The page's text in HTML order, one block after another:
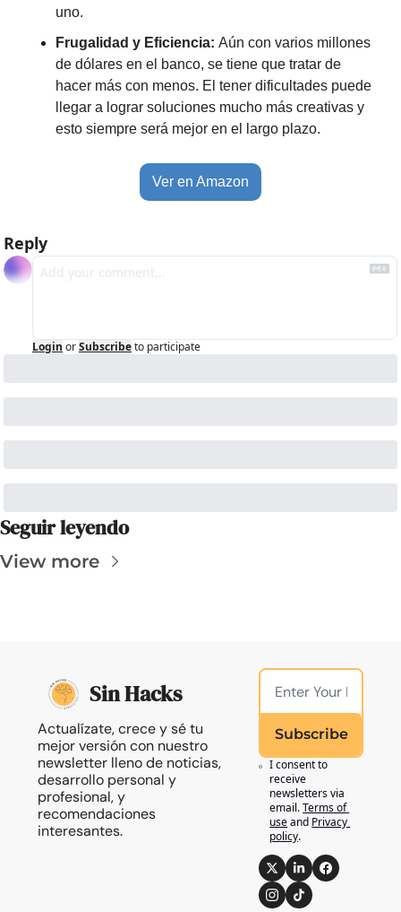
uno.
Frugalidad y Eficiencia: Aún con varios millones
de dólares en el banco, se tiene que tratar de
hacer más con menos. El tener dificultades puede
llegar a lograr soluciones mucho más creativas y
esto siempre será mejor en el largo plazo.
Ver en Amazon
Reply
Login orSubscribeto participate
Seguir leyendo
View more
Sin Hacks
Actualízate, crece y sé tu
mejor versión con nuestro
newsletter lleno de noticias,
desarrollo personal y
profesional, y
recomendaciones
interesantes.
Subscribe
I consent to
receive
newsletters via
email.Terms of
useand Privacy
policy.